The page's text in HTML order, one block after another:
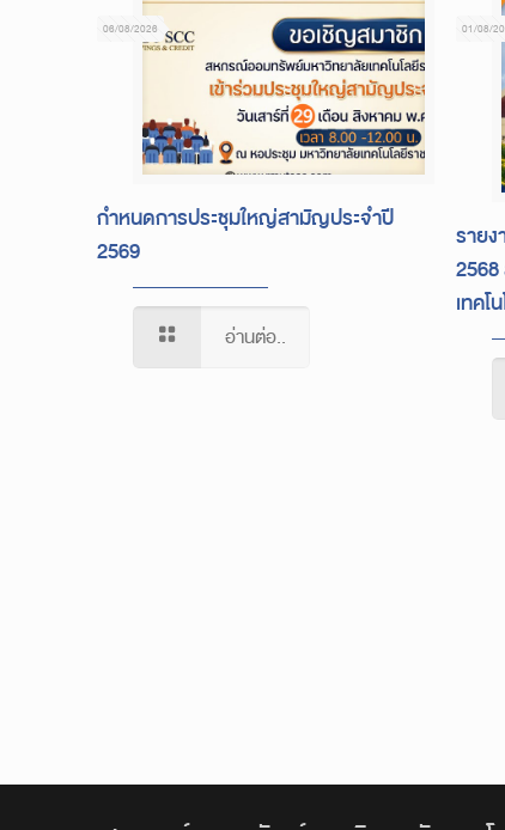
06/08/2026
กำหนดการประชุมใหญ่สามัญประจำปี
2569
อ่านต่อ..
01/08/
ราย
เทค